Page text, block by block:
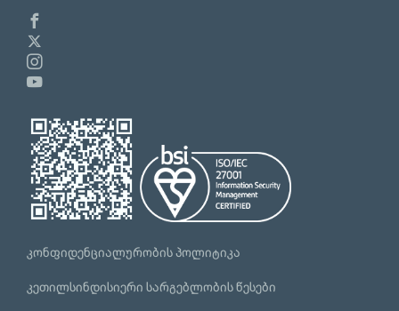
კონფიდენციალურობის პოლიტიკა
კეთილსინდისიერი სარგებლობის წესები